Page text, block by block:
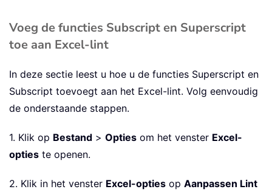
Voeg de functies Subscript en Superscript
toe aan Excel-lint
In deze sectie leest u hoe u de functies Superscript en
Subscript toevoegt aan het Excel-lint. Volg eenvoudig
de onderstaande stappen.
1. Klik op Bestand > Opties om het venster Excel-
opties te openen.
2. Klik in het venster Excel-opties op Aanpassen Lint